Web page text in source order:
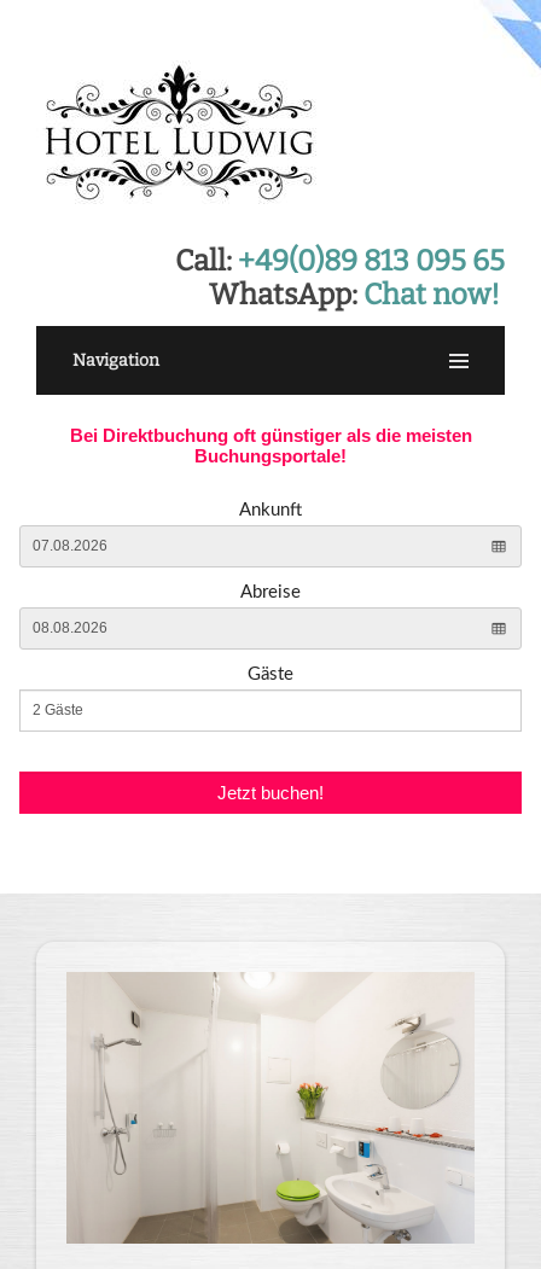
Call: +49(0)89 813 095 65
WhatsApp: Chat now!
Navigation
Bei Direktbuchung oft günstiger als die meisten
Buchungsportale!
Ankunft
Abreise
Gäste
Jetzt buchen!